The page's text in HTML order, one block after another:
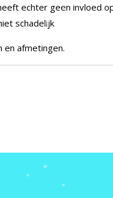
echter geen invloed
schadelijk
en afmetingen.